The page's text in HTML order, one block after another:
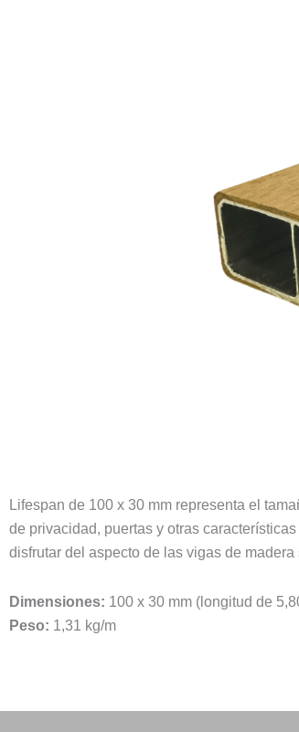
Lifespan de 100 x 30 mm representa el
de privacidad, puertas y otras
disfrutar del aspecto de las vigas de
Dimensiones: 100 x 30 mm (longitud de
Peso: 1,31 kg/m